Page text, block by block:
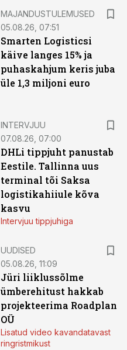
MAJANDUSTULEMUSED
05.08.26, 07:51
Smarten Logisticsi
käive langes 15% ja
puhaskahjum keris juba
üle 1,3 miljoni euro
INTERVJUU
07.08.26, 07:00
DHLi tippjuht panustab
Eestile. Tallinna uus
terminal tõi Saksa
logistikahiiule kõva
kasvu
Intervjuu tippjuhiga
UUDISED
05.08.26, 11:09
Jüri liiklussõlme
ümberehitust hakkab
projekteerima Roadplan
OÜ
Lisatud video kavandatavast
ringristmikust